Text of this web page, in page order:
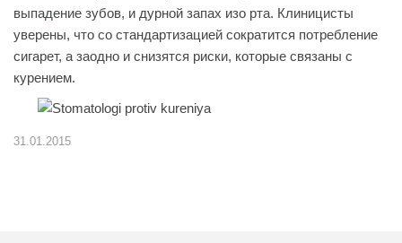
выпадение зубов, и дурной запах изо рта. Клиницисты
уверены, что со стандартизацией сократится потребление
сигарет, а заодно и снизятся риски, которые связаны с
курением.
31.01.2015